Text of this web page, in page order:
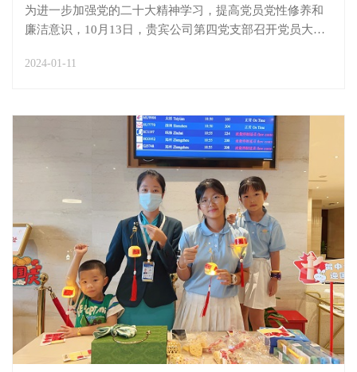
为进一步加强党的二十大精神学习，提高党员党性修养和
廉洁意识，10月13日，贵宾公司第四党支部召开党员大会
委员周杰给全体党员上廉政教育党课。周杰深入浅出、以
2024-01-11